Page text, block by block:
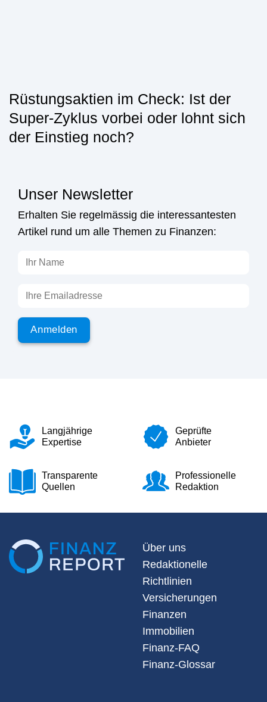
Rüstungsaktien im Check: Ist der
Super-Zyklus vorbei oder lohnt sich
der Einstieg noch?
Unser Newsletter
Erhalten Sie regelmässig die interessantesten
Artikel rund um alle Themen zu Finanzen:
Langjährige
Expertise
Geprüfte
Anbieter
Transparente
Quellen
Professionelle
Redaktion
Über uns
Redaktionelle
Richtlinien
Versicherungen
Finanzen
Immobilien
Finanz-FAQ
Finanz-Glossar